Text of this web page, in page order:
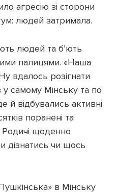
агресію зі сторони
людей затримала.
людей та б’ють
палицями. «Наша
вдалось розігнати
у самому Мінську та по
й відбувались активні
поранені та
Родичі щоденно
дізнатись чи щось
в Мінську